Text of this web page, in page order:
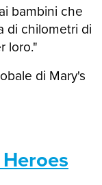
bambini che
di chilometri di
loro."
di Mary's